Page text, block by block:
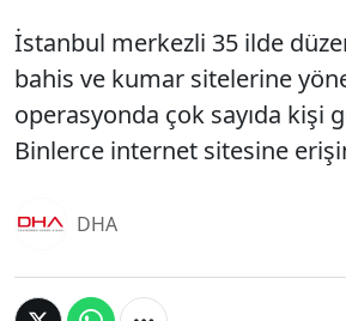
İstanbul merkezli 35 ilde
bahis ve kumar sitelerine
operasyonda çok sayıda kişi
Binlerce internet sitesine
DHA